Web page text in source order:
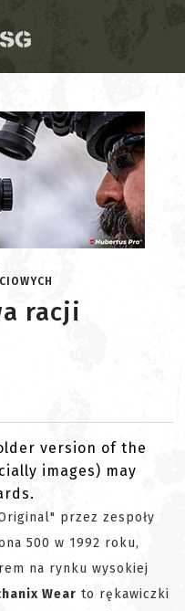
racji
version of the
images) may
przez zespoły
500 w 1992 roku,
na rynku wysokiej
Wear to rękawiczki